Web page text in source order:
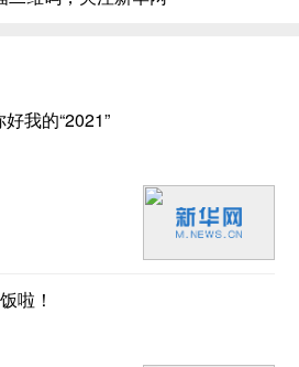
我的“2021”
啦！